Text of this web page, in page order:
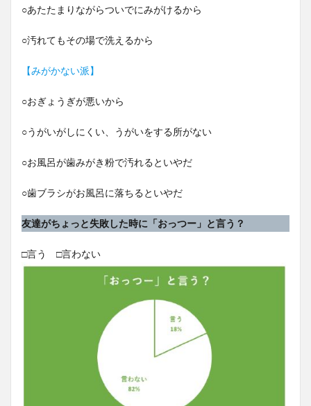
○あたたまりながらついでにみがけるから
○汚れてもその場で洗えるから
【みがかない派】
○おぎょうぎが悪いから
○うがいがしにくい、うがいをする所がない
○お風呂が歯みがき粉で汚れるといやだ
○歯ブラシがお風呂に落ちるといやだ
友達がちょっと失敗した時に「おっつー」と言う？
□言う □言わない